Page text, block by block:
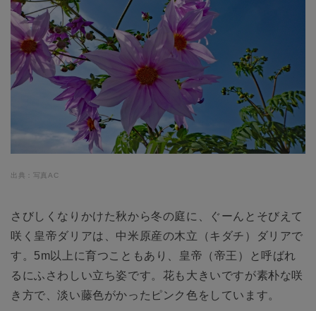
出典：写真AC
さびしくなりかけた秋から冬の庭に、ぐーんとそびえて
咲く皇帝ダリアは、中米原産の木立（キダチ）ダリアで
す。5m以上に育つこともあり、皇帝（帝王）と呼ばれ
るにふさわしい立ち姿です。花も大きいですが素朴な咲
き方で、淡い藤色がかったピンク色をしています。